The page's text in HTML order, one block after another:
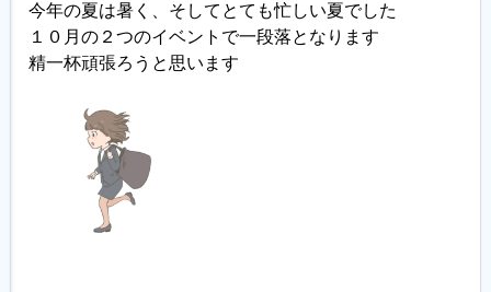
今年の夏は暑く、そしてとても忙しい夏でした
１０月の２つのイベントで一段落となります
精一杯頑張ろうと思います